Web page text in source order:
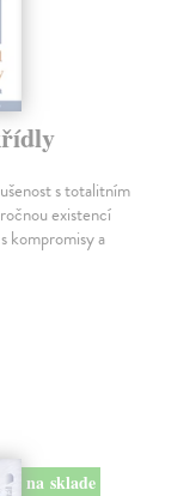
s totalitním
existencí
kompromisy a
na sklade